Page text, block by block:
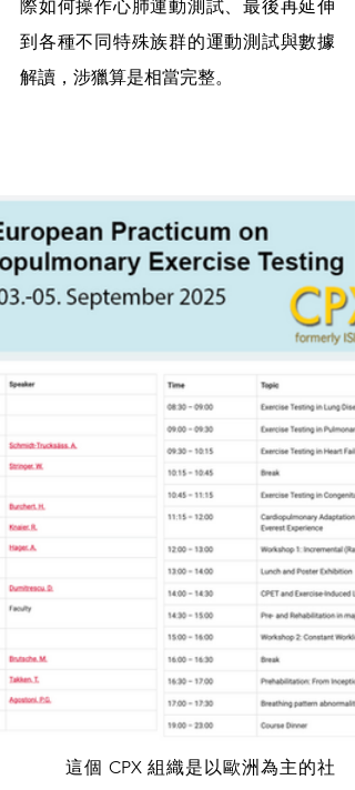
際如何操作心肺運動測試、最後再延伸
到各種不同特殊族群的運動測試與數據
解讀，涉獵算是相當完整。